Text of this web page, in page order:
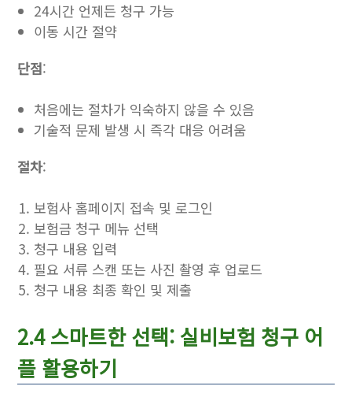
24시간 언제든 청구 가능
이동 시간 절약
단점:
처음에는 절차가 익숙하지 않을 수 있음
기술적 문제 발생 시 즉각 대응 어려움
절차:
보험사 홈페이지 접속 및 로그인
보험금 청구 메뉴 선택
청구 내용 입력
필요 서류 스캔 또는 사진 촬영 후 업로드
청구 내용 최종 확인 및 제출
2.4 스마트한 선택: 실비보험 청구 어
플 활용하기